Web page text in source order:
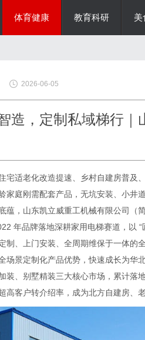
体育健康 教育科研 美
2026-06-05
造，定制私域梯行
适老化改造提速、乡村自建房普及
家庭刚需配套产品，无坑安装、小井
蕴，山东凯立威重工机械有限公司（
年品牌落地深耕家用电梯赛道，以
制、上门安装、全周期维保于一体的
场景定制化产品优势，快速成长为华
装、别墅精装三大核心市场，累计落
高客户转介绍率，成为北方自建房、